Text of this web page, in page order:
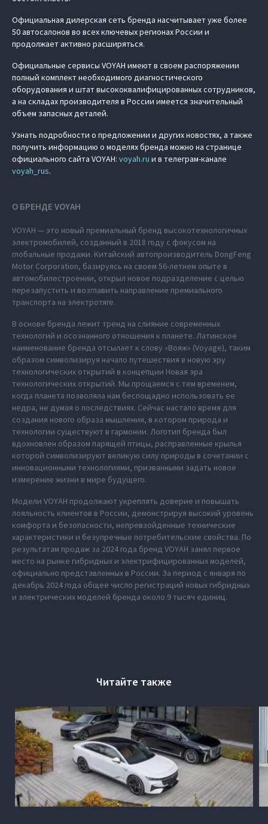
Официальная дилерская сеть бренда насчитывает уже более
50 автосалонов во всех ключевых регионах России и
продолжает активно расширяться.
Официальные сервисы VOYAH имеют в своем распоряжении
полный комплект необходимого диагностического
оборудования и штат высококвалифицированных сотрудников,
а на складах производителя в России имеется значительный
объем запасных деталей.
Узнать подробности о предложении и других новостях, а также
получить информацию о моделях бренда можно на странице
официального сайта VOYAH: voyah.ru и в телеграм-канале
voyah_rus.
О БРЕНДЕ VOYAH
VOYAH — это новый премиальный бренд высокотехнологичных
электромобилей, созданный в 2018 году с фокусом на
глобальные продажи. Китайский автопроизводитель DongFeng
Motor Corporation, базируясь на своем 56-летнем опыте в
автомобилестроении, открыл новое подразделение с целью
перезапустить и возглавить направление премиального
транспорта на электротяге.
В основе бренда лежит тренд на слияние современных
технологий и осознанного отношения к планете. Латинское
наименование бренда отсылает к слову «Вояж» (Voyage), таким
образом символизируя начало путешествия в новую эру
технологических открытий в концепции Новая эра
технологических открытий. Мы прощаемся с тем временем,
когда планета позволяла нам беспощадно использовать ее
недра, не думая о последствиях. Сейчас настало время для
создания нового образа мышления, в котором природа и
технологии существуют в гармонии. Логотип бренда был
вдохновлен образом парящей птицы, расправленные крылья
которой символизируют великую силу природы в сочетании с
инновационными технологиями, призванными задать новое
измерение жизни в мире будущего.
Модели VOYAH продолжают укреплять доверие и повышать
лояльность клиентов в России, демонстрируя высокий уровень
комфорта и безопасности, непревзойденные технические
характеристики и безупречные потребительские свойства. По
результатам продаж за 2024 года бренд VOYAH занял первое
место на рынке гибридных и электрифицированных моделей,
официально представленных в России. За период с января по
декабрь 2024 года общее число регистраций новых гибридных
и электрических моделей бренда около 9 тысяч единиц.
Читайте также